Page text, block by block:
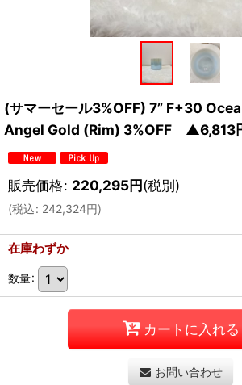
(サマーセール3%OFF) 7” F+30
Angel Gold (Rim) 3%OFF
販売価格: 220,295円(税別)
(税込: 242,324円)
在庫わずか
数量:
カートに入れる
お問い合わせ